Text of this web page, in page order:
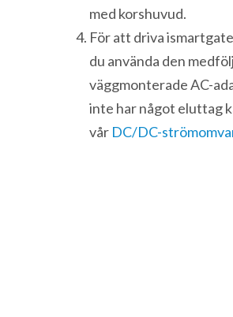
med korshuvud.
För att driva
du använda den
väggmonterade AC-
inte har något eluttag
vår DC/DC-